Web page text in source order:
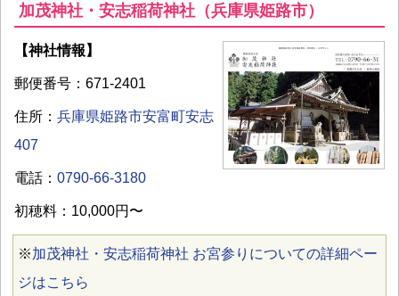
加茂神社・安志稲荷神社（兵庫県姫路市）
【神社情報】
郵便番号：671-2401
住所： 兵庫県姫路市安富町安志
407
電話： 0790-66-3180
初穂料：10,000円〜
※加茂神社・安志稲荷神社 お宮参りについての詳細ペー
ジはこちら